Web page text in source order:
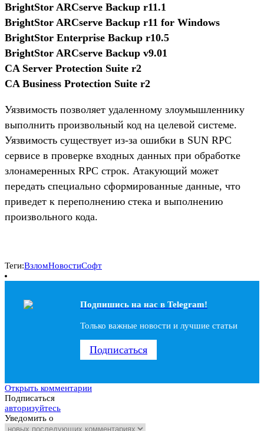
BrightStor ARCserve Backup r11.1
BrightStor ARCserve Backup r11 for Windows
BrightStor Enterprise Backup r10.5
BrightStor ARCserve Backup v9.01
CA Server Protection Suite r2
CA Business Protection Suite r2
Уязвимость позволяет удаленному злоумышленнику
выполнить произвольный код на целевой системе.
Уязвимость существует из-за ошибки в SUN RPC
сервисе в проверке входных данных при обработке
злонамеренных RPC строк. Атакующий может
передать специально сформированные данные, что
приведет к переполнению стека и выполнению
произвольного кода.
Теги:ВзломНовостиСофт
Подпишись на наc в Telegram!
Только важные новости и лучшие статьи
Подписаться
Открыть комментарии
Подписаться
авторизуйтесь
Уведомить о